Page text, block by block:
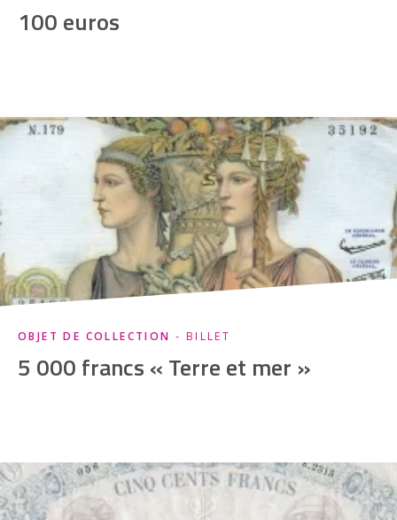
100 euros
OBJET DE COLLECTION - BILLET
5 000 francs « Terre et mer »